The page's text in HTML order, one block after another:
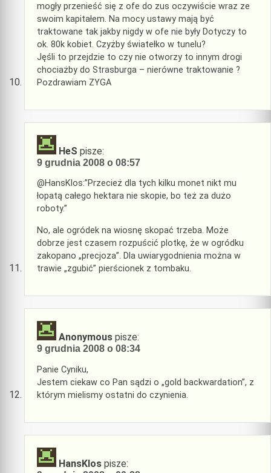
mogły przenieść się z ofe do zus oczywiście wraz ze
swoim kapitałem. Na mocy ustawy mają być
traktowane tak jakby nigdy w ofe nie były Dotyczy to
ok. 80k kobiet. Czyżby światełko w tunelu?
Jęśli to przejdzie to czy nie otworzy to innym drogi
chociażby do Strasburga – nierówne traktowanie ?
Pozdrawiam ZYGA
HeS pisze:
9 grudnia 2008 o 08:57
@HansKlos:”Przecież dla tych kilku monet nikt mu
łopatą całego hektara nie skopie, bo też za dużo
roboty.”
No, ale ogródek na wiosnę skopać trzeba. Może
dobrze jest czasem rozpuścić plotkę, że w ogródku
zakopano „precjoza”. Dla uwiarygodnienia można w
trawie „zgubić” pierścionek z tombaku.
Anonymous pisze:
9 grudnia 2008 o 08:34
Panie Cyniku,
Jestem ciekaw co Pan sądzi o „gold backwardation”, z
którym mielismy ostatni do czynienia.
HansKlos pisze: